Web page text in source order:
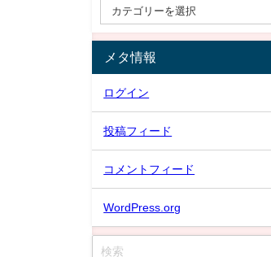
メタ情報
ログイン
投稿フィード
コメントフィード
WordPress.org